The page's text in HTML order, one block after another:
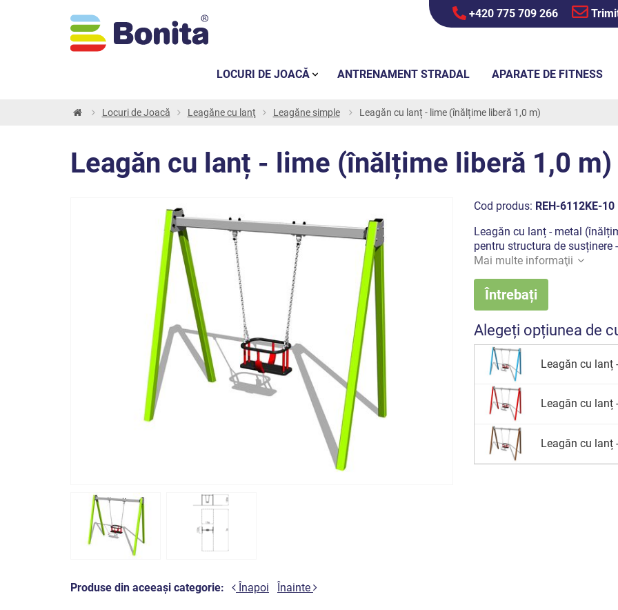
+420 775 709 266
Locuri de Joacă Leagăne cu lanţ Leagăne simple Leagăn cu lanț - lime (înălțime liberă 1,0 m)
Leagăn cu lanț - lime (înălțime liberă 1,0 m)
Produse din aceeași categorie: Înapoi Înainte
Cod produs: REH-6112KE-10
Leagăn cu lanț - metal
pentru structura de susținere
Mai multe informaţii
Întrebați
Alegeți opțiunea de
Leagăn cu lanț
Leagăn cu lanț
Leagăn cu lanț
LOCURI DE JOACĂ ANTRENAMENT STRADAL APARATE DE FITNESS